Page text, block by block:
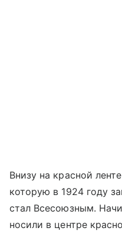
Внизу на красной
которую в 1924 году
стал Всесоюзным.
носили в центре